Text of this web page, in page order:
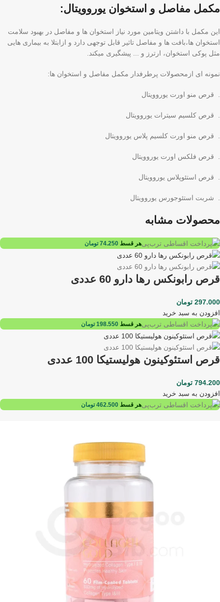
مکمل مفاصل و استخوان یوروویتال:
این مکمل با داشتن ویتامین مورد نیاز استخوان ها و مفاصل در بهبود سلامت
استخوان ها،بافت ها و مفاصل تاثیر قابل توجهی دارد و ازابتلا به بیماری هایی
مثل پوکی استخوان، ارترز و ... پیشگیری میکند.
نمونه ای ازمحصولات پرطرفدار مکمل مفاصل و استخوان ها:
. قرص منو اورت یوروویتال
. قرص کلسیم سیترات یوروویتال
. قرص منو اورت کلسیم پلاس یوروویتال
. قرص فلکس اورت یوروویتال
. قرص استئوپلاس یوروویتال
. شربت استئوجورس یوروویتال
محصولات مشابه
هر قسط 74.250 تومان
قرص رابونکس رها دارو 60 عددی
297.000 تومان
افزودن به سبد خرید
هر قسط 198.550 تومان
قرص استئوکینون هولیستیکا 100 عددی
794.200 تومان
افزودن به سبد خرید
هر قسط 462.500 تومان